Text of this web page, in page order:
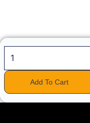
Add To Cart